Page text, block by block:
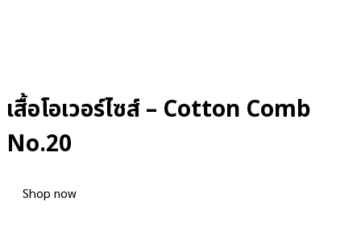
เสื้อโอเวอร์ไซส์ – Cotton Comb
No.20
Shop now